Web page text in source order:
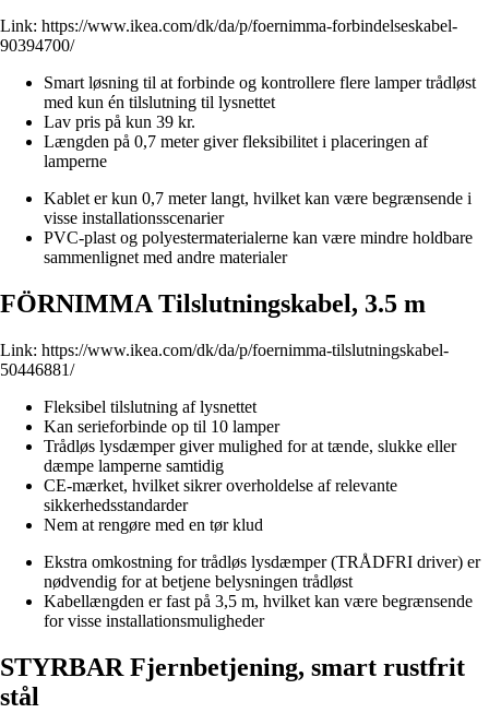
Link: https://www.ikea.com/dk/da/p/foernimma-forbindelseskabel-
90394700/
Smart løsning til at forbinde og kontrollere flere lamper trådløst
med kun én tilslutning til lysnettet
Lav pris på kun 39 kr.
Længden på 0,7 meter giver fleksibilitet i placeringen af
lamperne
Kablet er kun 0,7 meter langt, hvilket kan være begrænsende i
visse installationsscenarier
PVC-plast og polyestermaterialerne kan være mindre holdbare
sammenlignet med andre materialer
FÖRNIMMA Tilslutningskabel, 3.5 m
Link: https://www.ikea.com/dk/da/p/foernimma-tilslutningskabel-
50446881/
Fleksibel tilslutning af lysnettet
Kan serieforbinde op til 10 lamper
Trådløs lysdæmper giver mulighed for at tænde, slukke eller
dæmpe lamperne samtidig
CE-mærket, hvilket sikrer overholdelse af relevante
sikkerhedsstandarder
Nem at rengøre med en tør klud
Ekstra omkostning for trådløs lysdæmper (TRÅDFRI driver) er
nødvendig for at betjene belysningen trådløst
Kabellængden er fast på 3,5 m, hvilket kan være begrænsende
for visse installationsmuligheder
STYRBAR Fjernbetjening, smart rustfrit
stål